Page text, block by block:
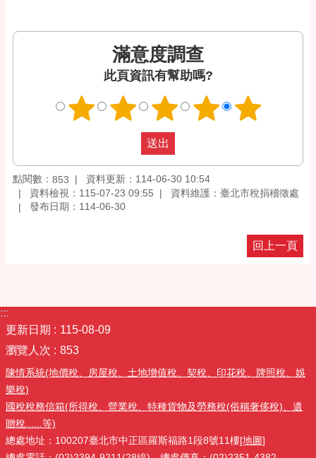
滿意度調查
此頁資訊有幫助嗎?
點閱數： 853
資料更新：114-06-30 10:54
資料檢視：115-07-23 09:55
資料維護：臺北市稅捐稽徵處
發布日期：114-06-30
回上一頁
:::
更新日期
115-08-09
瀏覽人次
853
陳情系統(地價稅、房屋稅、土地增值稅、契稅、印花稅、牌照稅、娛
樂稅)
國稅稅務信箱(所得稅、營業稅、特種貨物及勞務稅(俗稱奢侈稅)、遺
贈稅......等)
總處地址：100207臺北市中正區羅斯福路1段8號11樓[地圖]